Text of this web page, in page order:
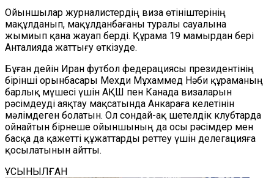
Ойыншылар журналистердің виза өтініштерінің
мақұлданып, мақұлданбағаны туралы сауалына
жымиып қана жауап берді. Құрама 19 мамырдан бері
Анталияда жаттығу өткізуде.
Бұған дейін Иран футбол федерациясы президентінің
бірінші орынбасары Мехди Мұхаммед Нәби құраманың
барлық мүшесі үшін АҚШ пен Канада визаларын
рәсімдеуді аяқтау мақсатында Анкараға келетінін
мәлімдеген болатын. Ол сондай-ақ шетелдік клубтарда
ойнайтын бірнеше ойыншының да осы рәсімдер мен
басқа да қажетті құжаттарды реттеу үшін делегацияға
қосылатынын айтты.
ҰСЫНЫЛҒАН